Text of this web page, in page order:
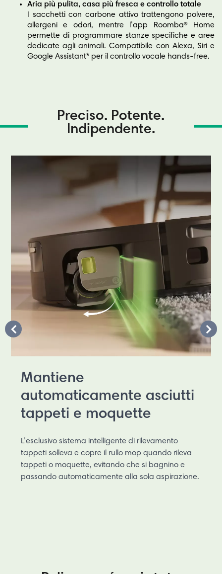
Aria più pulita, casa più fresca e controllo totale
I sacchetti con carbone attivo trattengono polvere,
allergeni e odori, mentre l’app Roomba® Home
permette di programmare stanze specifiche e aree
dedicate agli animali. Compatibile con Alexa, Siri e
Google Assistant* per il controllo vocale hands-free.
Preciso. Potente.
Indipendente.
Mantiene
automaticamente asciutti
tappeti e moquette
L’esclusivo sistema intelligente di rilevamento
tappeti solleva e copre il rullo mop quando rileva
tappeti o moquette, evitando che si bagnino e
passando automaticamente alla sola aspirazione.